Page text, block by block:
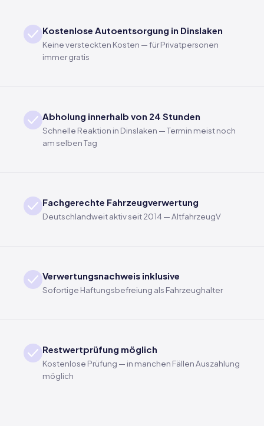
Kostenlose Autoentsorgung in Dinslaken
Keine versteckten Kosten — für Privatpersonen
immer gratis
Abholung innerhalb von 24 Stunden
Schnelle Reaktion in Dinslaken — Termin meist noch
am selben Tag
Fachgerechte Fahrzeugverwertung
Deutschlandweit aktiv seit 2014 — AltfahrzeugV
Verwertungsnachweis inklusive
Sofortige Haftungsbefreiung als Fahrzeughalter
Restwertprüfung möglich
Kostenlose Prüfung — in manchen Fällen Auszahlung
möglich